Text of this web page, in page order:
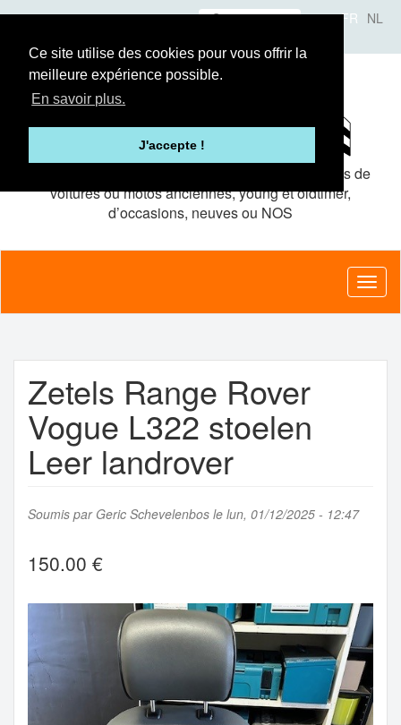
Ce site utilise des cookies pour vous offrir la
meilleure expérience possible.
En savoir plus.
J'accepte !
contenu
principal
FR NL
Se connecter
pour pièces de
voitures ou motos anciennes, young et oldtimer,
d’occasions, neuves ou NOS
Zetels Range Rover
Vogue L322 stoelen
Leer landrover
Soumis par Geric Schevelenbos le lun, 01/12/2025 - 12:47
150.00 €